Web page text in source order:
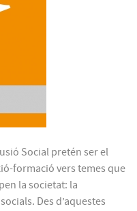
Social pretén ser el
formació vers temes que
la societat: la
Des d’aquestes